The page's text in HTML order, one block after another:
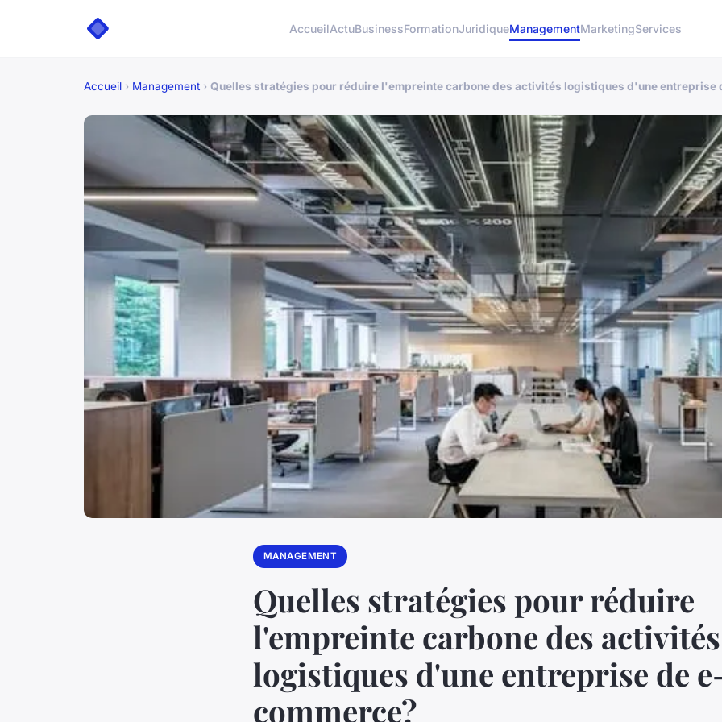
AccueilActuBusinessFormationJuridiqueManagementMarketingServices
Accueil › Management › Quelles stratégies pour réduire l'empreinte carbone des activités logistiques d'une entreprise
MANAGEMENT
Quelles stratégies pour réduire
l'empreinte carbone des activités
logistiques d'une entreprise de
commerce?